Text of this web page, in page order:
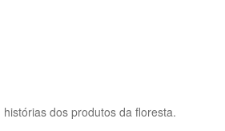
histórias dos produtos da floresta.